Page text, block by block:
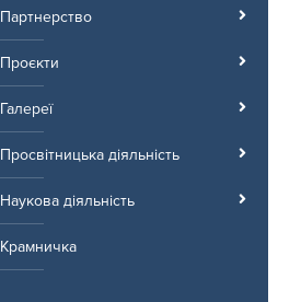
Партнерство
Проєкти
Галереї
Просвітницька діяльність
Наукова діяльність
Крамничка